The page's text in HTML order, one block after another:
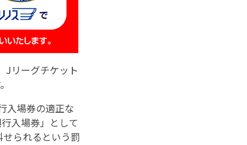
Jリーグチケット
入場券の適正な
入場券」として
られるという罰